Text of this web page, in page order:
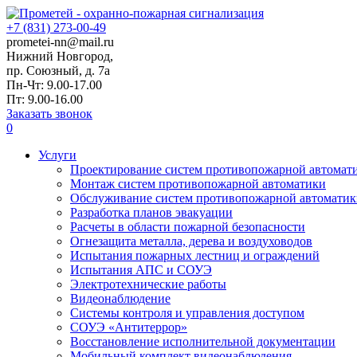
+7 (831) 273-00-49
prometei-nn@mail.ru
Нижний Новгород,
пр. Союзный, д. 7а
Пн-Чт: 9.00-17.00
Пт: 9.00-16.00
Заказать звонок
0
Услуги
Проектирование систем противопожарной
Монтаж систем противопожарной автоматики
Обслуживание систем противопожарной
Разработка планов эвакуации
Расчеты в области пожарной безопасности
Огнезащита металла, дерева и воздуховодов
Испытания пожарных лестниц и ограждений
Испытания АПС и СОУЭ
Электротехнические работы
Видеонаблюдение
Системы контроля и управления доступом
СОУЭ «Антитеррор»
Восстановление исполнительной документации